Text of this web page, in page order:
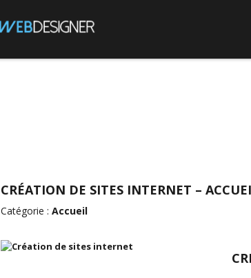
CRÉATION DE SITES INTERNET –
Catégorie : Accueil